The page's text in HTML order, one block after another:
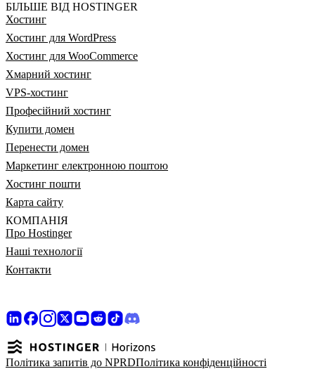
БІЛЬШЕ ВІД HOSTINGER
Хостинг
Хостинг для WordPress
Хостинг для WooCommerce
Хмарний хостинг
VPS-хостинг
Професійний хостинг
Купити домен
Перенести домен
Маркетинг електронною поштою
Хостинг пошти
Карта сайту
КОМПАНІЯ
Про Hostinger
Наші технології
Контакти
Політика запитів до NPRDПолітика конфіденційності